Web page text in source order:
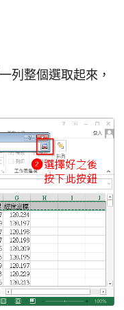
列整個選取起來，